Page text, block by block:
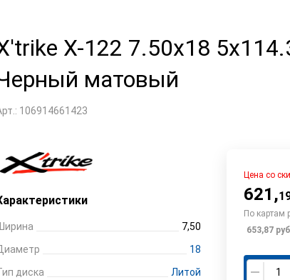
X-122 7.50x18
матовый
106914661423
Ширина
7,50
18
диска
Литой
Цена со
621 ,
По картам
653,87